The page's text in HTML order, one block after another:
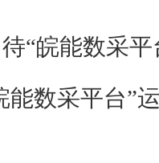
“皖能数采平
能数采平台”